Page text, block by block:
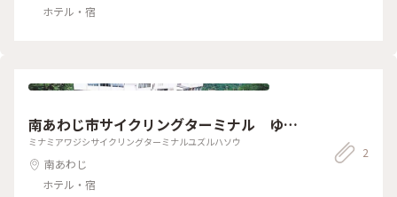
ホテル・宿
南あわじ市サイクリングターミナル ゆず
るは荘
ミナミアワジシサイクリングターミナルユズルハソウ
南あわじ
ホテル・宿
2